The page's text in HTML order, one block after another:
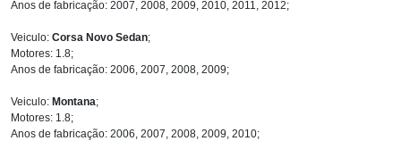
Anos de fabricação: 2007, 2008, 2009, 2010, 2011, 2012;
Veiculo: Corsa Novo Sedan;
Motores: 1.8;
Anos de fabricação: 2006, 2007, 2008, 2009;
Veiculo: Montana;
Motores: 1.8;
Anos de fabricação: 2006, 2007, 2008, 2009, 2010;